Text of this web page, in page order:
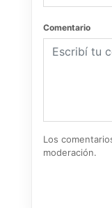
Comentario
Los
moderación.